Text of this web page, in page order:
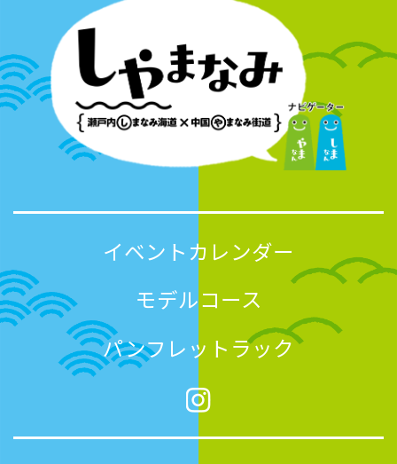
イベントカレンダー
モデルコース
パンフレットラック